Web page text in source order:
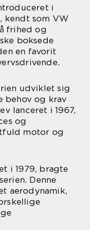
i
kendt som VW
frihed og
boksede
en favorit
udviklet sig
behov og krav
lanceret i 1967,
og
motor og
i 1979, bragte
Denne
aerodynamik,